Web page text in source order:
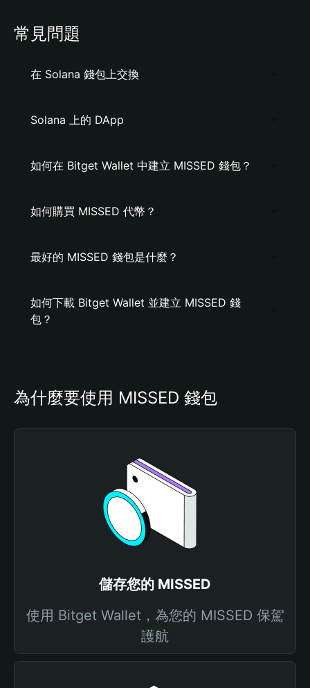
常見問題
在 Solana 錢包上交換
Solana 上的 DApp
如何在 Bitget Wallet 中建立 MISSED 錢包？
如何購買 MISSED 代幣？
最好的 MISSED 錢包是什麼？
如何下載 Bitget Wallet 並建立 MISSED 錢
包？
為什麼要使用 MISSED 錢包
儲存您的 MISSED
使用 Bitget Wallet，為您的 MISSED 保駕
護航